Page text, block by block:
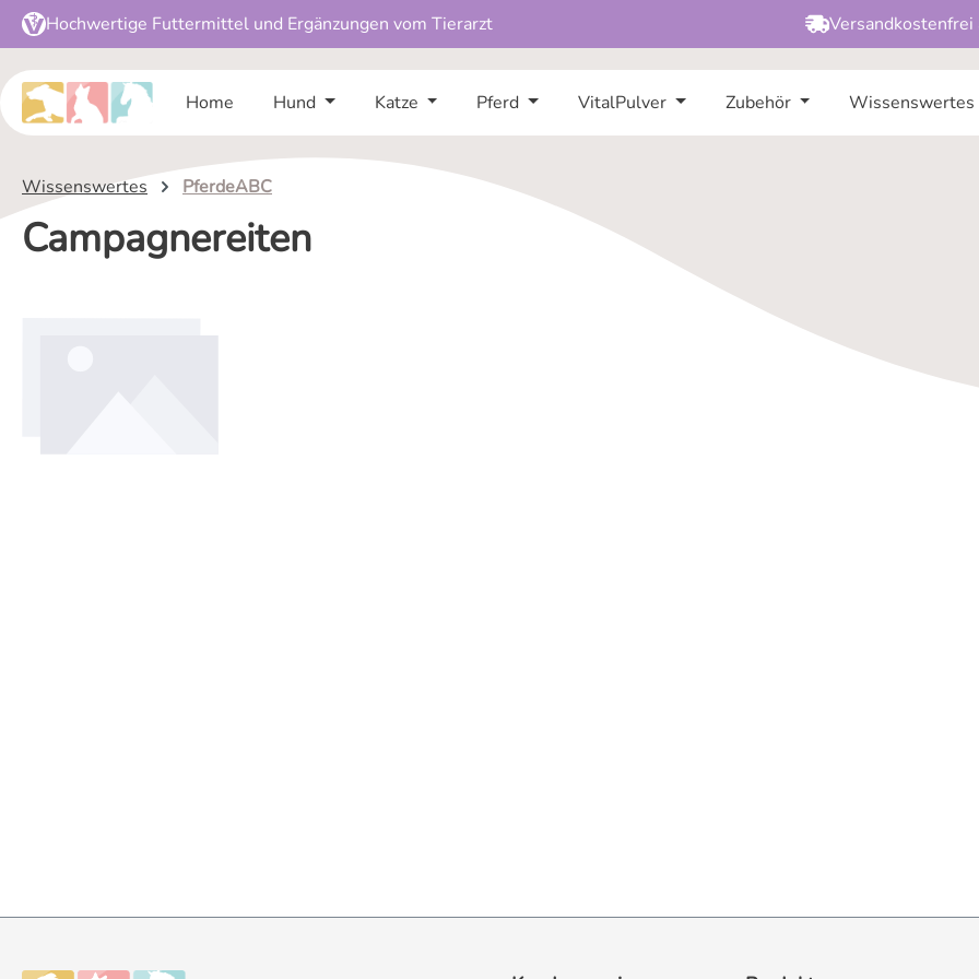
Hauptinhalt springen
Zur Suche springen
Zur Hauptnavigation springen
Hochwertige Futtermittel und Ergänzungen vom Tierarzt Versandkostenfrei
Home Hund Katze Pferd VitalPulver Zubehör Wissenswertes
Wissenswertes PferdeABC
Campagnereiten